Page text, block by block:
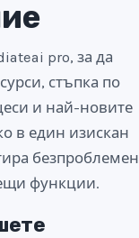
pro, за да
стъпка по
и най-новите
в един изискан
безпроблемен
функции.